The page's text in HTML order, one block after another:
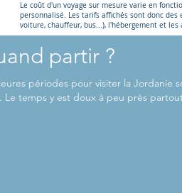
Le coût d'un voyage sur mesure varie en
personnalisé. Les tarifs affichés sont donc
voiture, chauffeur, bus...), l'hébergement et les
partir ?
périodes pour visiter la Jordanie
Le temps y est doux à peu près